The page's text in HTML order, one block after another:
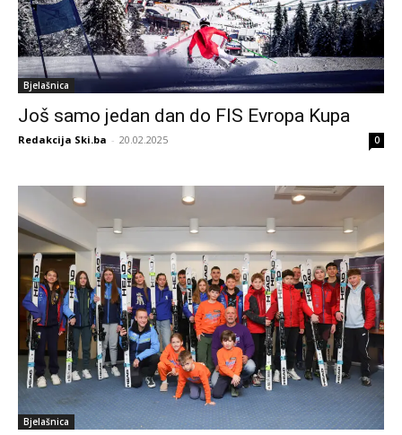
Bjelašnica
Još samo jedan dan do FIS Evropa Kupa
Redakcija Ski.ba - 20.02.2025 0
Bjelašnica